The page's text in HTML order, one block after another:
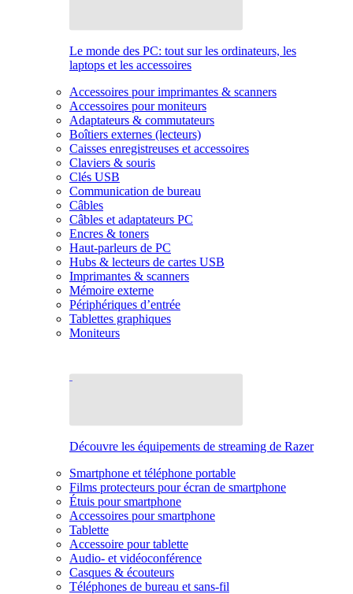
Le monde des PC: tout sur les ordinateurs, les
laptops et les accessoires
Accessoires pour imprimantes & scanners
Accessoires pour moniteurs
Adaptateurs & commutateurs
Boîtiers externes (lecteurs)
Caisses enregistreuses et accessoires
Claviers & souris
Clés USB
Communication de bureau
Câbles
Câbles et adaptateurs PC
Encres & toners
Haut-parleurs de PC
Hubs & lecteurs de cartes USB
Imprimantes & scanners
Mémoire externe
Périphériques d’entrée
Tablettes graphiques
Moniteurs
Découvre les équipements de streaming de Razer
Smartphone et téléphone portable
Films protecteurs pour écran de smartphone
Étuis pour smartphone
Accessoires pour smartphone
Tablette
Accessoire pour tablette
Audio- et vidéoconférence
Casques & écouteurs
Téléphones de bureau et sans-fil